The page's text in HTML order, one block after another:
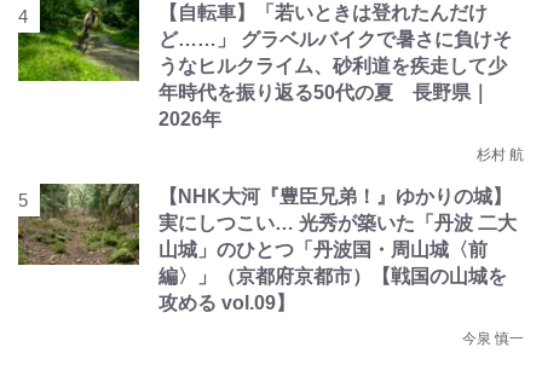
【自転車】「若いときは登れたんだけ
ど……」 グラベルバイクで暑さに負けそ
うなヒルクライム、砂利道を疾走して少
年時代を振り返る50代の夏 長野県｜
2026年
杉村 航
【NHK大河『豊臣兄弟！』ゆかりの城】
実にしつこい… 光秀が築いた「丹波 二大
山城」のひとつ「丹波国・周山城〈前
編〉」（京都府京都市）【戦国の山城を
攻める vol.09】
今泉 慎一